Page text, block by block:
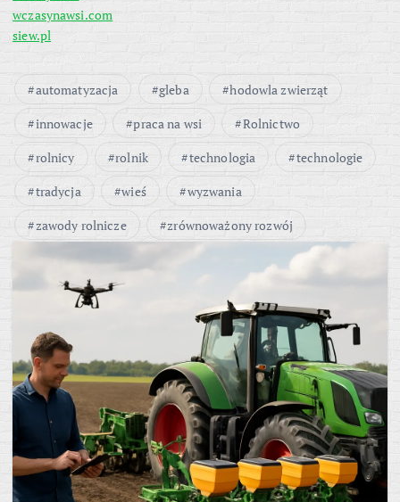
wczasynawsi.com
siew.pl
automatyzacja gleba
hodowla zwierząt
innowacje
praca na wsi
Rolnictwo
rolnicy
rolnik technologia
technologie
tradycja
wieś
wyzwania
zawody rolnicze
zrównoważony rozwój